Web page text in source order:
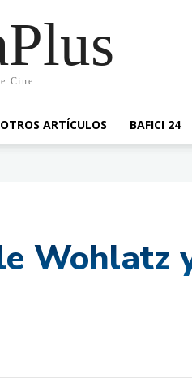
Cine
OTROS ARTÍCULOS BAFICI 24
Wohlatz